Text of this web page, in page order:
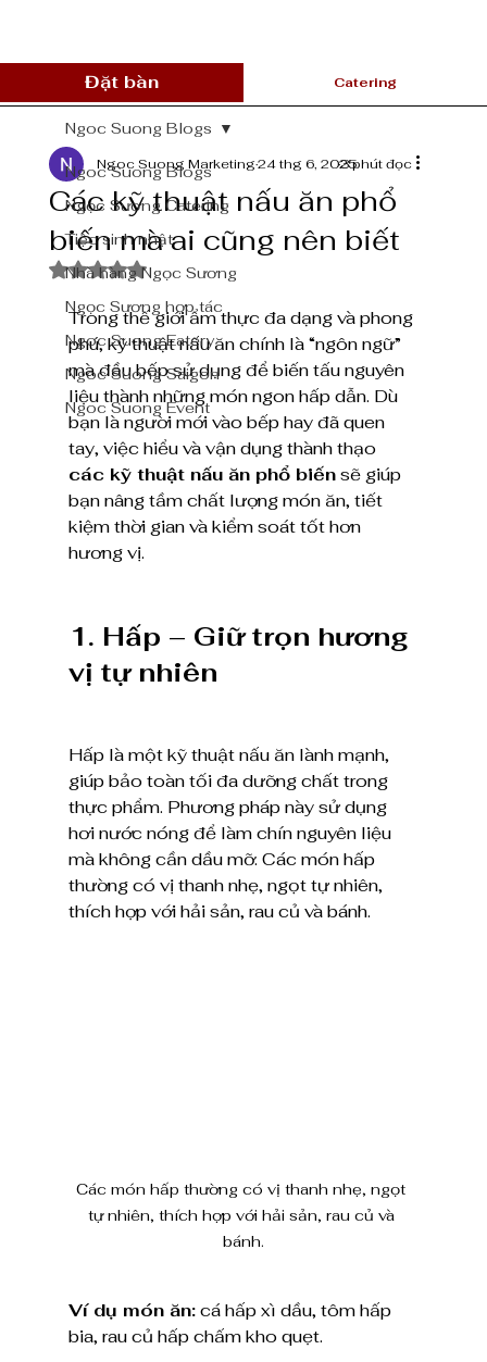
Catering
Đặt bàn
Ngoc Suong Blogs
Ngọc Sương Catering
Tiệc sinh nhật
Nhà hàng Ngọc Sương
Ngọc Sương hợp tác
Ngoc Suong Eatery
Ngoc Suong Saigon
Ngoc Suong Event
Ngoc Suong Blogs
Các kỹ thuật nấu ăn phổ
biến mà ai cũng nên biết
Ngoc Suong Marketing24 thg 6, 20253 phút đọc
Đã xếp hạng NaN/5 sao.
Trong thế giới ẩm thực đa dạng và phong
phú, kỹ thuật nấu ăn chính là “ngôn ngữ”
mà đầu bếp sử dụng để biến tấu nguyên
liệu thành những món ngon hấp dẫn. Dù
bạn là người mới vào bếp hay đã quen
tay, việc hiểu và vận dụng thành thạo
các kỹ thuật nấu ăn phổ biến sẽ giúp
bạn nâng tầm chất lượng món ăn, tiết
kiệm thời gian và kiểm soát tốt hơn
hương vị.
1. Hấp – Giữ trọn hương
vị tự nhiên
Hấp là một kỹ thuật nấu ăn lành mạnh,
giúp bảo toàn tối đa dưỡng chất trong
thực phẩm. Phương pháp này sử dụng
hơi nước nóng để làm chín nguyên liệu
mà không cần dầu mỡ. Các món hấp
thường có vị thanh nhẹ, ngọt tự nhiên,
thích hợp với hải sản, rau củ và bánh.
Các món hấp thường có vị thanh nhẹ, ngọt
tự nhiên, thích hợp với hải sản, rau củ và
bánh.
Ví dụ món ăn: cá hấp xì dầu, tôm hấp
bia, rau củ hấp chấm kho quẹt.